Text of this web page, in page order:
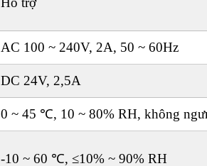
AC 100 ~ 240V, 2A, 50 ~ 60Hz
DC 24V, 2,5A
0 ~ 45 ℃, 10 ~ 80% RH, không
-10 ~ 60 ℃, ≤10% ~ 90% RH